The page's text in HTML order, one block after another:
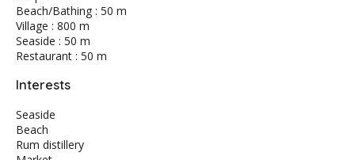
Beach/Bathing : 50 m
Village : 800 m
Seaside : 50 m
Restaurant : 50 m
Interests
Seaside
Beach
Rum distillery